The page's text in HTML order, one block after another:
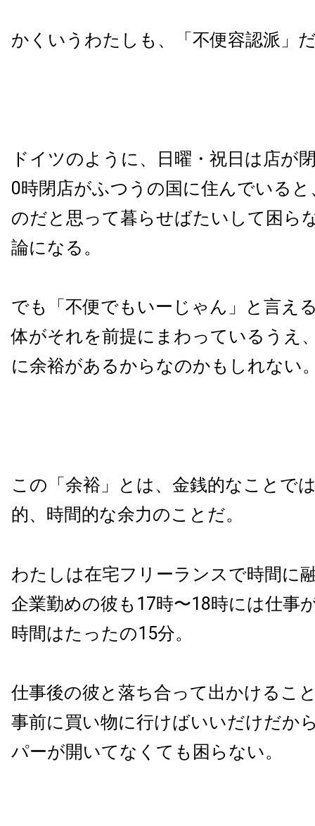
かくいうわたしも、「不便容認派」
ドイツのように、日曜・祝日は店が
0時閉店がふつうの国に住んでいる
のだと思って暮らせばたいして困ら
論になる。
でも「不便でもいーじゃん」と言え
体がそれを前提にまわっているうえ
に余裕があるからなのかもしれない
この「余裕」とは、金銭的なことで
的、時間的な余力のことだ。
わたしは在宅フリーランスで時間に
企業勤めの彼も17時〜18時には仕事
時間はたったの15分。
仕事後の彼と落ち合って出かけるこ
事前に買い物に行けばいいだけだか
パーが開いてなくても困らない。